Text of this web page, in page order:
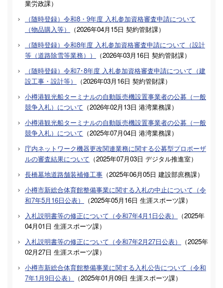
業労政課）
（随時登録）令和8・9年度 入札参加資格審査申請について
（物品購入等）
（2026年04月15日 契約管財課）
（随時登録）令和8年度 入札参加資格審査申請について（設計
等（道路除雪等業務））
（2026年03月16日 契約管財課）
（随時登録）令和7･8年度 入札参加資格審査申請について（建
設工事・設計等）
（2026年03月16日 契約管財課）
小樽港観光船ターミナルの自動販売機設置事業者の公募（一般
競争入札）について （2026年02月13日 港湾業務課）
小樽港観光船ターミナルの自動販売機設置事業者の公募（一般
競争入札）について （2025年07月04日 港湾業務課）
庁内ネットワーク機器更改関連業務に関する公募型プロポーザ
ルの審査結果について （2025年07月03日 デジタル推進室）
長橋墓地道路舗装補修工事 （2025年06月05日 建設部庶務課）
小樽市新総合体育館整備事業に関する入札の中止について（令
和7年5月16日公表）
（2025年05月16日 生涯スポーツ課）
入札説明書等の修正について（令和7年4月1日公表）
（2025年
04月01日 生涯スポーツ課）
入札説明書等の修正について（令和7年2月27日公表）
（2025年
02月27日 生涯スポーツ課）
小樽市新総合体育館整備事業に関する入札公告について（令和
7年1月9日公表）
（2025年01月09日 生涯スポーツ課）